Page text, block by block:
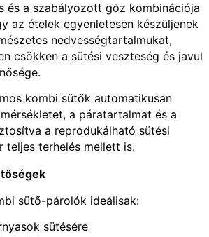
és a szabályozott gőz kombinációja
az ételek egyenletesen készüljenek
nedvességtartalmukat,
csökken a sütési veszteség és javul
kombi sütők automatikusan
a páratartalmat és a
a reprodukálható sütési
teljes terhelés mellett is.
sütő-párolók ideálisak:
sütésére